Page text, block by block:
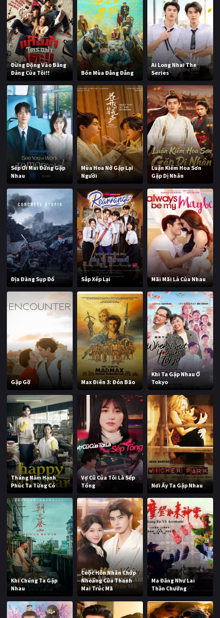
Đừng Động Vào Băng
Đảng Của Tôi!!
Bốn Mùa Đằng Đẵng
Ai Long Nhai The
Series
Sếp Ơi Mai Đừng Gặp
Nhau
Mùa Hoa Nở Gặp Lại
Người
Luận Kiếm Hoa Sơn
Gặp Dị Nhân
Địa Đàng Sụp Đổ Sắp Xếp Lại Mãi Mãi Là Của Nhau
Gặp Gỡ Max Điên 3: Đón Bão
Khi Ta Gặp Nhau Ở
Tokyo
Tháng Năm Hạnh
Phúc Ta Từng Có
Vợ Cũ Của Tôi Là Sếp
Tổng
Nơi Ấy Ta Gặp Nhau
Khi Chúng Ta Gặp
Nhau
Cuộc Hôn Nhân Chớp
Nhoáng Của Thanh
Mai Trúc Mã
Ma Đăng Như Lai
Thần Chưởng